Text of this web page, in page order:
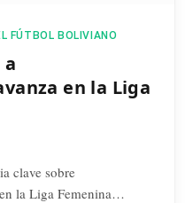
FÚTBOL BOLIVIANO
a
en la Liga
clave sobre
la Liga Femenina…